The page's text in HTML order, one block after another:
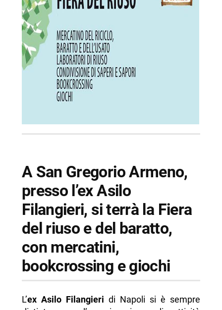
A San Gregorio Armeno,
presso l’ex Asilo
Filangieri, si terrà la Fiera
del riuso e del baratto,
con mercatini,
bookcrossing e giochi
L’ex Asilo Filangieri di Napoli si è sempre